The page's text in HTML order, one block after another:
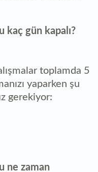
kaç gün kapalı?
toplamda 5
yaparken şu
gerekiyor:
ne zaman